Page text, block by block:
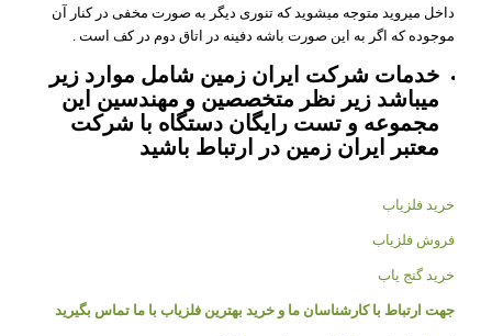
داخل میروید متوجه میشوید که تنوری دیگر به صورت مخفی در کنار آن
موجوده که اگر به این صورت باشه دفینه در اتاق دوم در کف است .
خدمات شرکت ایران زمین شامل موارد زیر
میباشد زیر نظر متخصصین و مهندسین این
مجموعه و تست رایگان دستگاه با شرکت
معتبر ایران زمین در ارتباط باشید
خرید فلزیاب
فروش فلزیاب
خرید گنج یاب
جهت ارتباط با کارشناسان ما و خرید بهترین فلزیاب با ما تماس بگیرید